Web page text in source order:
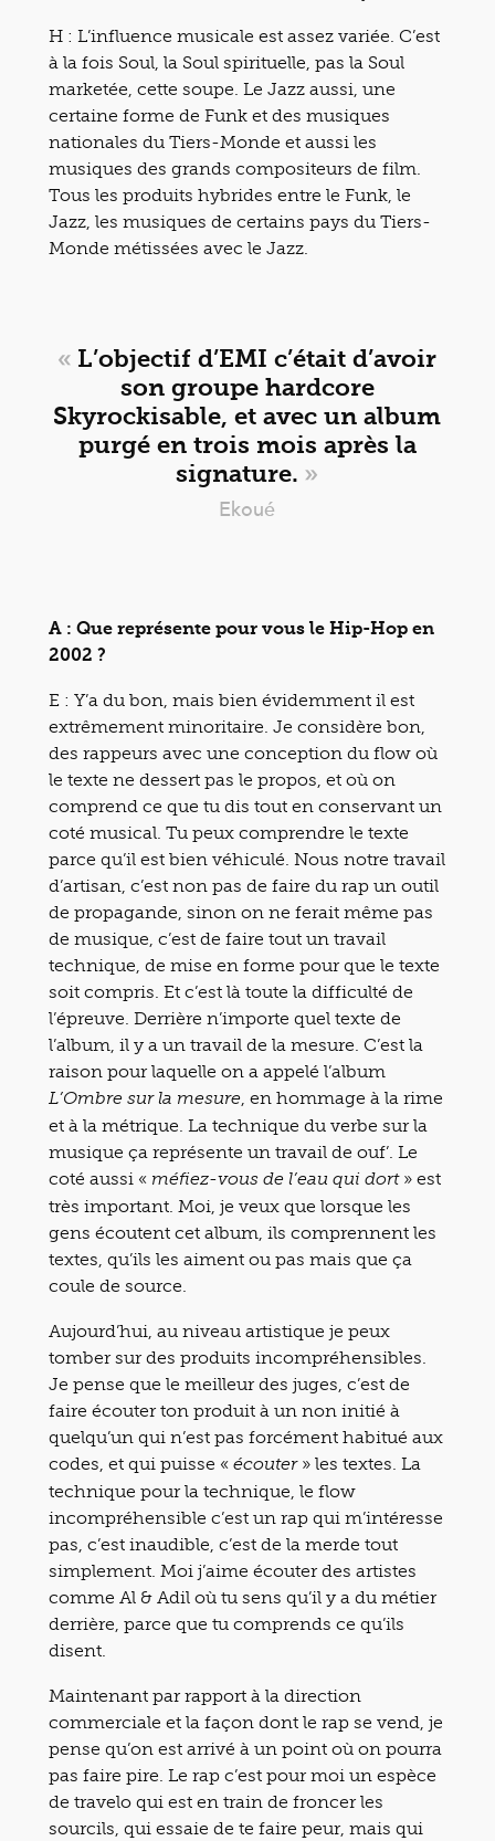
H : L’influence musicale est assez variée. C’est
à la fois Soul, la Soul spirituelle, pas la Soul
marketée, cette soupe. Le Jazz aussi, une
certaine forme de Funk et des musiques
nationales du Tiers-Monde et aussi les
musiques des grands compositeurs de film.
Tous les produits hybrides entre le Funk, le
Jazz, les musiques de certains pays du Tiers-
Monde métissées avec le Jazz.
« L’objectif d’EMI c’était d’avoir
son groupe hardcore
Skyrockisable, et avec un album
purgé en trois mois après la
signature. »
Ekoué
A : Que représente pour vous le Hip-Hop en
2002 ?
E : Y’a du bon, mais bien évidemment il est
extrêmement minoritaire. Je considère bon,
des rappeurs avec une conception du flow où
le texte ne dessert pas le propos, et où on
comprend ce que tu dis tout en conservant un
coté musical. Tu peux comprendre le texte
parce qu’il est bien véhiculé. Nous notre travail
d’artisan, c’est non pas de faire du rap un outil
de propagande, sinon on ne ferait même pas
de musique, c’est de faire tout un travail
technique, de mise en forme pour que le texte
soit compris. Et c’est là toute la difficulté de
l’épreuve. Derrière n’importe quel texte de
l’album, il y a un travail de la mesure. C’est la
raison pour laquelle on a appelé l’album
L’Ombre sur la mesure, en hommage à la rime
et à la métrique. La technique du verbe sur la
musique ça représente un travail de ouf’. Le
coté aussi « méfiez-vous de l’eau qui dort» est
très important. Moi, je veux que lorsque les
gens écoutent cet album, ils comprennent les
textes, qu’ils les aiment ou pas mais que ça
coule de source.
Aujourd’hui, au niveau artistique je peux
tomber sur des produits incompréhensibles.
Je pense que le meilleur des juges, c’est de
faire écouter ton produit à un non initié à
quelqu’un qui n’est pas forcément habitué aux
codes, et qui puisse « écouter» les textes. La
technique pour la technique, le flow
incompréhensible c’est un rap qui m’intéresse
pas, c’est inaudible, c’est de la merde tout
simplement. Moi j’aime écouter des artistes
comme Al & Adil où tu sens qu’il y a du métier
derrière, parce que tu comprends ce qu’ils
disent.
Maintenant par rapport à la direction
commerciale et la façon dont le rap se vend, je
pense qu’on est arrivé à un point où on pourra
pas faire pire. Le rap c’est pour moi un espèce
de travelo qui est en train de froncer les
sourcils, qui essaie de te faire peur, mais qui